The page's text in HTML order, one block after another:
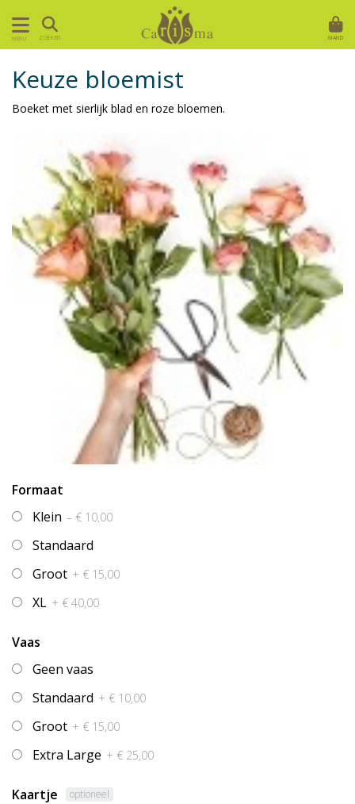
MENU ZOEKEN MAND
Keuze bloemist
Boeket met sierlijk blad en roze bloemen.
Formaat
Klein – € 10,00
Standaard
Groot + € 15,00
XL + € 40,00
Vaas
Geen vaas
Standaard + € 10,00
Groot + € 15,00
Extra Large + € 25,00
Kaartje optioneel